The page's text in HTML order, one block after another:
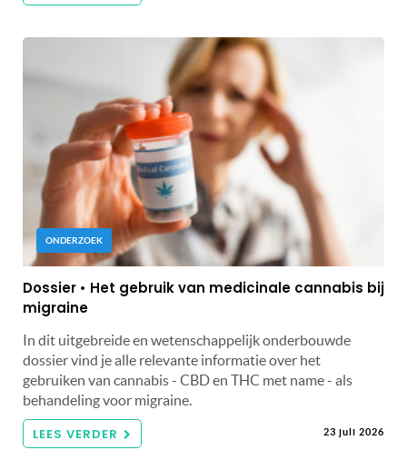
ONDERZOEK
Dossier • Het gebruik van medicinale cannabis bij
migraine
In dit uitgebreide en wetenschappelijk onderbouwde
dossier vind je alle relevante informatie over het
gebruiken van cannabis - CBD en THC met name - als
behandeling voor migraine.
LEES VERDER 23 juli 2026